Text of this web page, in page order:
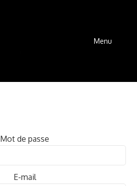
Menu
Mot de passe
E-mail